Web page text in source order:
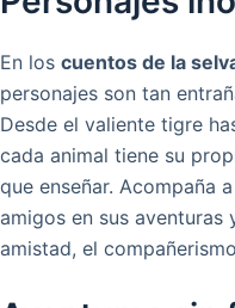
En los cuentos de la
personajes son tan
Desde el valiente tigre
cada animal tiene su
que enseñar. Acompaña
amigos en sus aventuras
amistad, el